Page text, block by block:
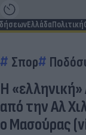
ΕλλάδαΠολιτική
Σπορ
Η
από την Αλ
ο Μασούρας